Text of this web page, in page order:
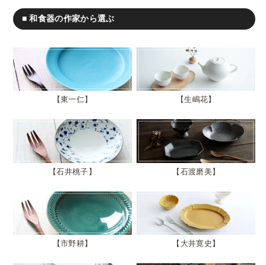
■ 和食器の作家から選ぶ
東一仁 生嶋花
石井桃子 石渡磨美
市野耕 大井寛史